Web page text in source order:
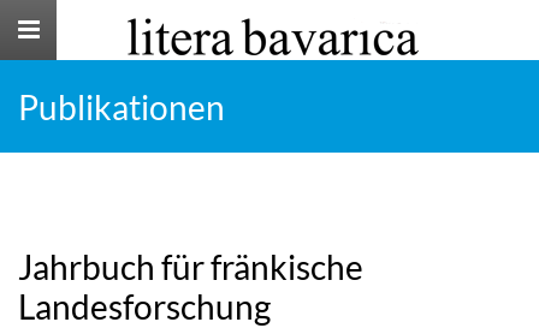
Toggle
Publikationen
Jahrbuch für fränkische
Landesforschung